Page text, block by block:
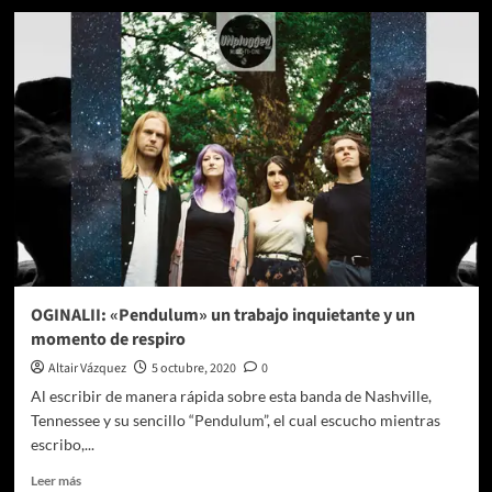
«Pendulum»
lo
más
nuevo
de
Originalii
OGINALII: «Pendulum» un trabajo inquietante y un
momento de respiro
Altair Vázquez 5 octubre, 2020
0
Al escribir de manera rápida sobre esta banda de Nashville,
Tennessee y su sencillo “Pendulum”, el cual escucho mientras
escribo,...
Leer másLeer